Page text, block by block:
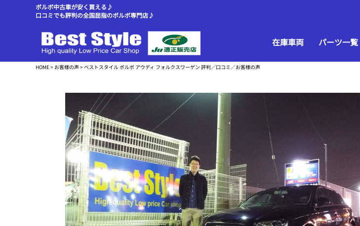
ボルボ中古車が安く買える♪
口コミでも評判の全国屈指のボルボ専門店♪
在庫車両 パーツ一覧
HOME> お客様の声> ベストスタイル ボルボ アウディ フォルクスワーゲン 評判／口コミ／お客様の声